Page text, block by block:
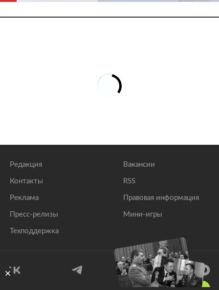
Редакция
Контакты
Реклама
Пресс-релизы
Техподдержка
Вакансии
RSS
Правовая информация
Мини-игры